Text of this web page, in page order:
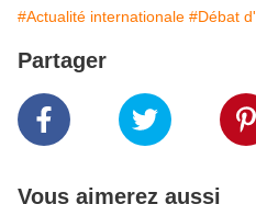
#Actualité internationale #Débat
Partager
Vous aimerez aussi